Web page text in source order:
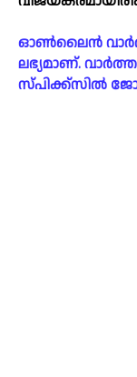
ഓൺലൈൻ
ലഭ്യമാണ്.
സ്പിക്ക്സിൽ